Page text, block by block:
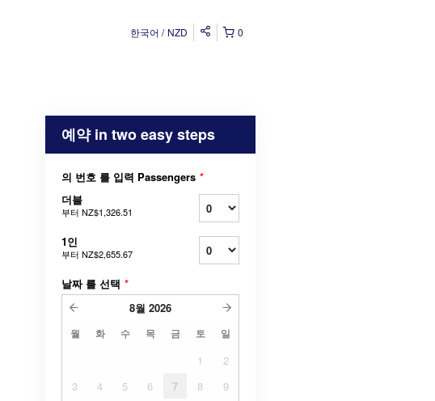
0
한국어 NZD
예약 in two easy steps
의 번호 를 입력 Passengers *
더블
부터 NZ$1,326.51
1인
부터 NZ$2,655.67
날짜 를 선택 *
8월 2026
월 화 수 목 금 토 일
1
2
3
4 5 6 7 8
9